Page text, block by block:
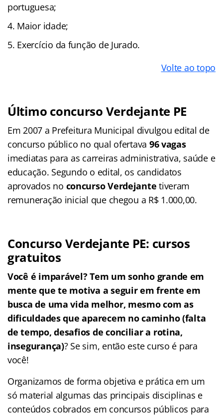
portuguesa;
Maior idade;
Exercício da função de Jurado.
Volte ao topo
Último concurso Verdejante PE
Em 2007 a Prefeitura Municipal divulgou edital de
concurso público no qual ofertava 96 vagas
imediatas para as carreiras administrativa, saúde e
educação. Segundo o edital, os candidatos
aprovados no concurso Verdejante tiveram
remuneração inicial que chegou a R$ 1.000,00.
Concurso Verdejante PE: cursos
gratuitos
Você é imparável? Tem um sonho grande em
mente que te motiva a seguir em frente em
busca de uma vida melhor, mesmo com as
dificuldades que aparecem no caminho (falta
de tempo, desafios de conciliar a rotina,
insegurança)? Se sim, então este curso é para
você!
Organizamos de forma objetiva e prática em um
só material algumas das principais disciplinas e
conteúdos cobrados em concursos públicos para